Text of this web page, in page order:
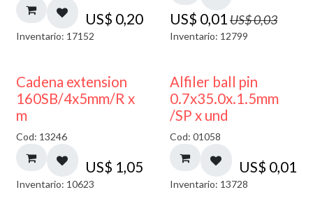
US$ 0,20
Inventario: 17152
US$ 0,01US$0,03
Inventario: 12799
Cadena extension
160SB/4x5mm/R x
m
Cod: 13246
US$ 1,05
Inventario: 10623
Alfiler ball pin
0.7x35.0x.1.5mm
/SP x und
Cod: 01058
US$ 0,01
Inventario: 13728